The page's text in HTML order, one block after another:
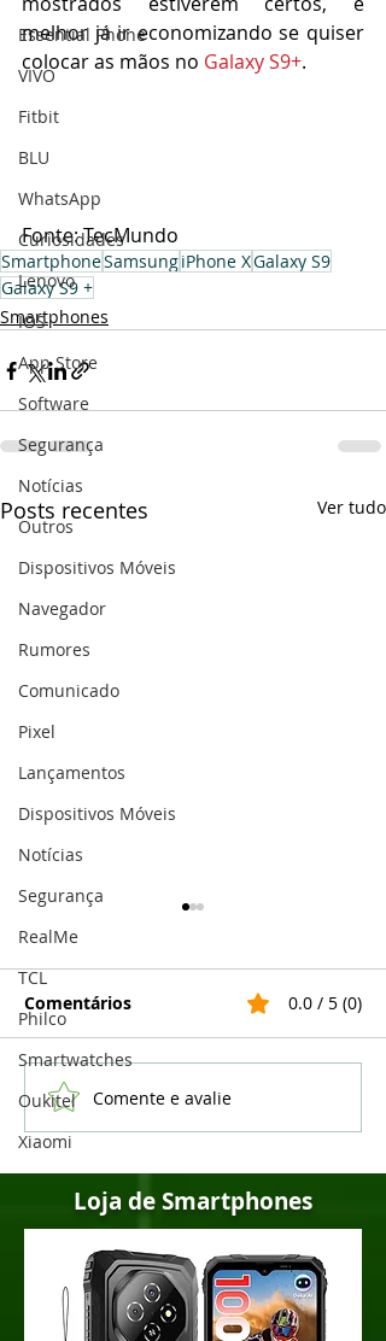
Essential Phone
VIVO
Fitbit
BLU
WhatsApp
Curiosidades
Lenovo
IOS
App Store
Software
Segurança
Notícias
Outros
Dispositivos Móveis
Navegador
Rumores
Comunicado
Pixel
Lançamentos
Dispositivos Móveis
Notícias
Segurança
RealMe
TCL
Philco
Smartwatches
Oukitel
Xiaomi
melhor já ir economizando se quiser
colocar as mãos no Galaxy S9+.
Fonte: TecMundo
SmartphoneSamsungiPhone XGalaxy S9
Galaxy S9 +
Smartphones
Posts recentes Ver tudo
Usuários do iOS 16
continuam reportando
atualizações
Comentários 0.0 / 5 (0)
Comente e avalie
Loja de Smartphones